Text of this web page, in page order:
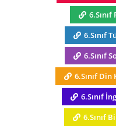
6.Sınıf
6.Sınıf
6.Sınıf
6.Sınıf Din
6.Sınıf
6.Sınıf